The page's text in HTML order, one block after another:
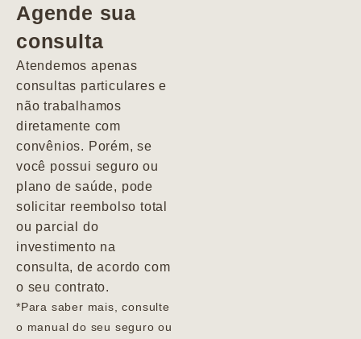
Agende sua
consulta
Atendemos apenas
consultas particulares e
não trabalhamos
diretamente com
convênios. Porém, se
você possui seguro ou
plano de saúde, pode
solicitar reembolso total
ou parcial do
investimento na
consulta, de acordo com
o seu contrato.
*Para saber mais, consulte
o manual do seu seguro ou